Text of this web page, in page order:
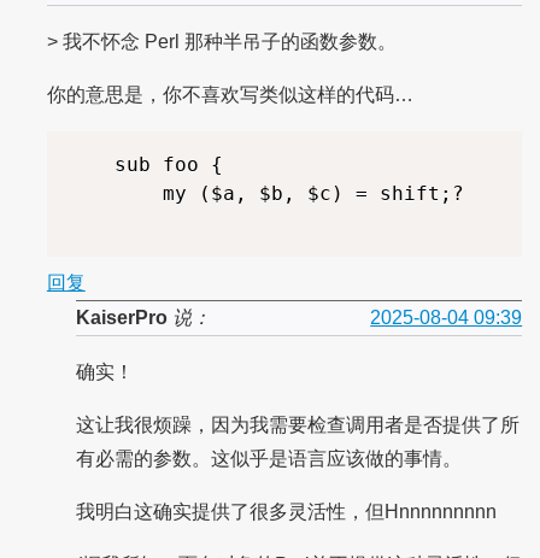
> 我不怀念 Perl 那种半吊子的函数参数。
你的意思是，你不喜欢写类似这样的代码…
    sub foo {
        my ($a, $b, $c) = shift;?
回复
KaiserPro说： 2025-08-04 09:39
确实！
这让我很烦躁，因为我需要检查调用者是否提供了所
有必需的参数。这似乎是语言应该做的事情。
我明白这确实提供了很多灵活性，但Hnnnnnnnnn